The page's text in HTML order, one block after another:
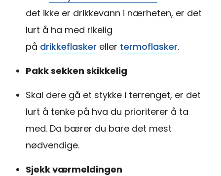
det ikke er drikkevann i nærheten, er det
lurt å ha med rikelig
på drikkeflasker eller termoflasker.
Pakk sekken skikkelig
Skal dere gå et stykke i terrenget, er det
lurt å tenke på hva du prioriterer å ta
med. Da bærer du bare det mest
nødvendige.
Sjekk værmeldingen